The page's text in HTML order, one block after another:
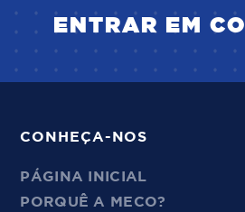
ENTRAR EM
CONHEÇA-NOS
PÁGINA INICIAL
PORQUÊ A MECO?